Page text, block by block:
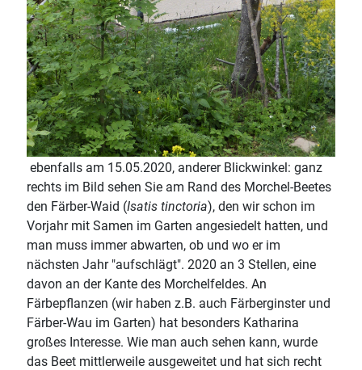
ebenfalls am 15.05.2020, anderer Blickwinkel: ganz
rechts im Bild sehen Sie am Rand des Morchel-Beetes
den Färber-Waid (Isatis tinctoria), den wir schon im
Vorjahr mit Samen im Garten angesiedelt hatten, und
man muss immer abwarten, ob und wo er im
nächsten Jahr "aufschlägt". 2020 an 3 Stellen, eine
davon an der Kante des Morchelfeldes. An
Färbepflanzen (wir haben z.B. auch Färberginster und
Färber-Wau im Garten) hat besonders Katharina
großes Interesse. Wie man auch sehen kann, wurde
das Beet mittlerweile ausgeweitet und hat sich recht